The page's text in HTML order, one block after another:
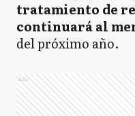
tratamiento de
continuará al
del próximo año.
Ads